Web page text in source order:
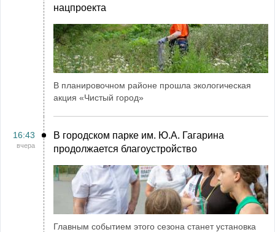
нацпроекта
В планировочном районе прошла экологическая
акция «Чистый город»
16:43
вчера
В городском парке им. Ю.А. Гагарина
продолжается благоустройство
Главным событием этого сезона станет установка